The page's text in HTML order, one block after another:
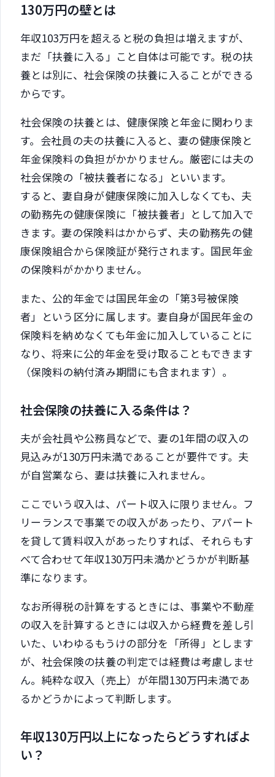
130万円の壁とは
年収103万円を超えると税の負担は増えますが、
まだ「扶養に入る」こと自体は可能です。税の扶
養とは別に、社会保険の扶養に入ることができる
からです。
社会保険の扶養とは、健康保険と年金に関わりま
す。会社員の夫の扶養に入ると、妻の健康保険と
年金保険料の負担がかかりません。厳密には夫の
社会保険の「被扶養者になる」といいます。
すると、妻自身が健康保険に加入しなくても、夫
の勤務先の健康保険に「被扶養者」として加入で
きます。妻の保険料はかからず、夫の勤務先の健
康保険組合から保険証が発行されます。国民年金
の保険料がかかりません。
また、公的年金では国民年金の「第3号被保険
者」という区分に属します。妻自身が国民年金の
保険料を納めなくても年金に加入していることに
なり、将来に公的年金を受け取ることもできます
（保険料の納付済み期間にも含まれます）。
社会保険の扶養に入る条件は？
夫が会社員や公務員などで、妻の1年間の収入の
見込みが130万円未満であることが要件です。夫
が自営業なら、妻は扶養に入れません。
ここでいう収入は、パート収入に限りません。フ
リーランスで事業での収入があったり、アパート
を貸して賃料収入があったりすれば、それらもす
べて合わせて年収130万円未満かどうかが判断基
準になります。
なお所得税の計算をするときには、事業や不動産
の収入を計算するときには収入から経費を差し引
いた、いわゆるもうけの部分を「所得」とします
が、社会保険の扶養の判定では経費は考慮しませ
ん。純粋な収入（売上）が年間130万円未満であ
るかどうかによって判断します。
年収130万円以上になったらどうすればよ
い？